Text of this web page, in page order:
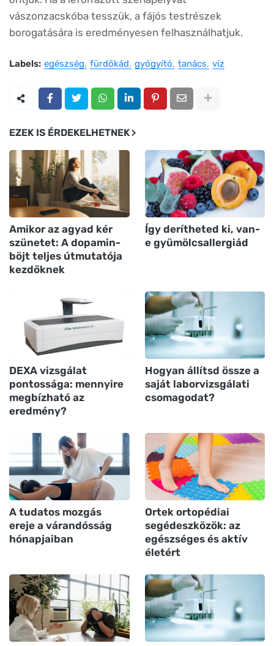
vászonzacskóba tesszük, a fájós testrészek
borogatására is eredményesen felhasználhatjuk.
Labels: egészség fürdőkád gyógyító tanács víz
EZEK IS ÉRDEKELHETNEK
Amikor az agyad kér
szünetet: A dopamin-
böjt teljes útmutatója
kezdőknek
Így derítheted ki, van-
e gyümölcsallergiád
DEXA vizsgálat
pontossága: mennyire
megbízható az
eredmény?
Hogyan állítsd össze a
saját laborvizsgálati
csomagodat?
A tudatos mozgás
ereje a várandósság
hónapjaiban
Ortek ortopédiai
segédeszközök: az
egészséges és aktív
életért